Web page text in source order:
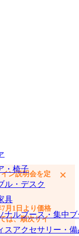
・椅子
ル・デスク
具
ナルブース・集中
スアクセサリー・備
できます
ン説明会を定
月1日より価格
は、順次サイ
×